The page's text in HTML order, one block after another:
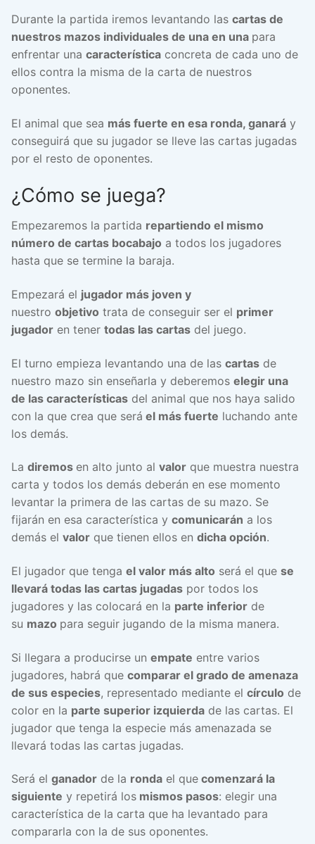
Durante la partida iremos levantando las cartas de
nuestros mazos individuales de una en una para
enfrentar una característica concreta de cada uno de
ellos contra la misma de la carta de nuestros
oponentes.
El animal que sea más fuerte en esa ronda, ganará y
conseguirá que su jugador se lleve las cartas jugadas
por el resto de oponentes.
¿Cómo se juega?
Empezaremos la partida repartiendo el mismo
número de cartas bocabajo a todos los jugadores
hasta que se termine la baraja.
Empezará el jugador más joven y
nuestro objetivo trata de conseguir ser el primer
jugador en tener todas las cartas del juego.
El turno empieza levantando una de las cartas de
nuestro mazo sin enseñarla y deberemos elegir una
de las características del animal que nos haya salido
con la que crea que será el más fuerte luchando ante
los demás.
La diremos en alto junto al valor que muestra nuestra
carta y todos los demás deberán en ese momento
levantar la primera de las cartas de su mazo. Se
fijarán en esa característica y comunicarán a los
demás el valor que tienen ellos en dicha opción.
El jugador que tenga el valor más alto será el que se
llevará todas las cartas jugadas por todos los
jugadores y las colocará en la parte inferior de
su mazo para seguir jugando de la misma manera.
Si llegara a producirse un empate entre varios
jugadores, habrá que comparar el grado de amenaza
de sus especies, representado mediante el círculo de
color en la parte superior izquierda de las cartas. El
jugador que tenga la especie más amenazada se
llevará todas las cartas jugadas.
Será el ganador de la ronda el que comenzará la
siguiente y repetirá los mismos pasos: elegir una
característica de la carta que ha levantado para
compararla con la de sus oponentes.